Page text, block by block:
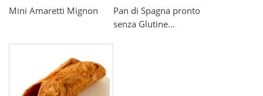
Mini Amaretti Mignon
Pan di Spagna pronto
senza Glutine...